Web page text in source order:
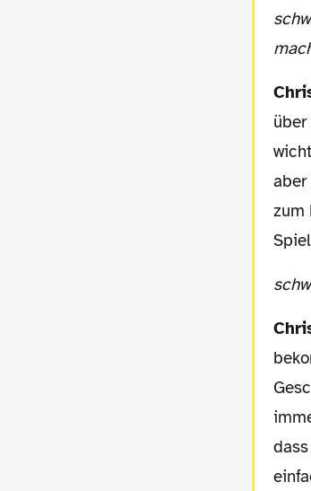
schwatzgelb.de: Wie sind Sie beide auf die Idee gekommen, einen solchen Film zu
aber
zum